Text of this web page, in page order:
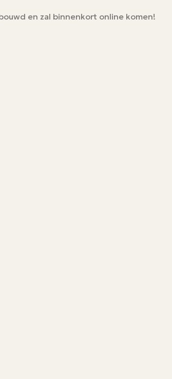
en zal binnenkort online komen!